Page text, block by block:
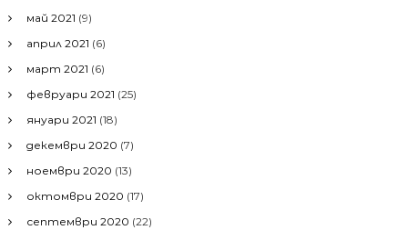
май 2021 (9)
април 2021 (6)
март 2021 (6)
февруари 2021 (25)
януари 2021 (18)
декември 2020 (7)
ноември 2020 (13)
октомври 2020 (17)
септември 2020 (22)